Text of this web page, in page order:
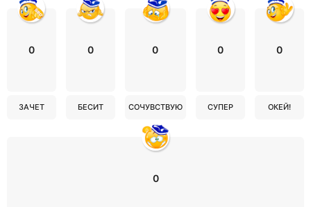
0
ЗАЧЕТ
0
БЕСИТ
0
СОЧУВСТВУЮ
0
СУПЕР
0
ОКЕЙ!
0